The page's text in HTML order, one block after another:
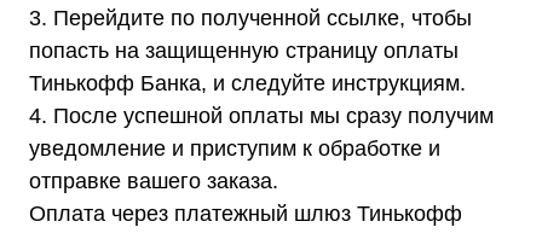
3. Перейдите по полученной ссылке, чтобы
попасть на защищенную страницу оплаты
Тинькофф Банка, и следуйте инструкциям.
4. После успешной оплаты мы сразу получим
уведомление и приступим к обработке и
отправке вашего заказа.
Оплата через платежный шлюз Тинькофф